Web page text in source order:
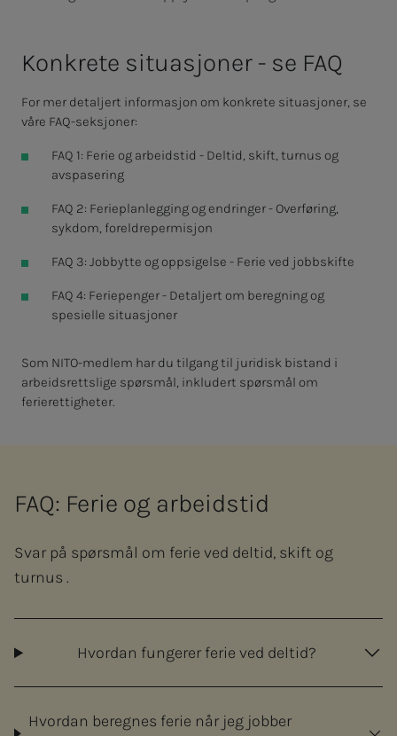
Kon­kre­­­te si­tua­­­sjo­­­ner - se FAQ
For mer detaljert informasjon om konkrete situasjoner, se
våre FAQ-seksjoner:
FAQ 1: Ferie og arbeidstid - Deltid, skift, turnus og
avspasering
FAQ 2: Ferieplanlegging og endringer - Overføring,
sykdom, foreldrepermisjon
FAQ 3: Jobbytte og oppsigelse - Ferie ved jobbskifte
FAQ 4: Feriepenger - Detaljert om beregning og
spesielle situasjoner
Som NITO-medlem har du tilgang til juridisk bistand i
arbeidsrettslige spørsmål, inkludert spørsmål om
ferierettigheter.
FAQ: Ferie og arbeidstid
Svar på spørsmål om ferie ved deltid, skift og
turnus .
Hvordan fungerer ferie ved deltid?
Hvordan beregnes ferie når jeg jobber